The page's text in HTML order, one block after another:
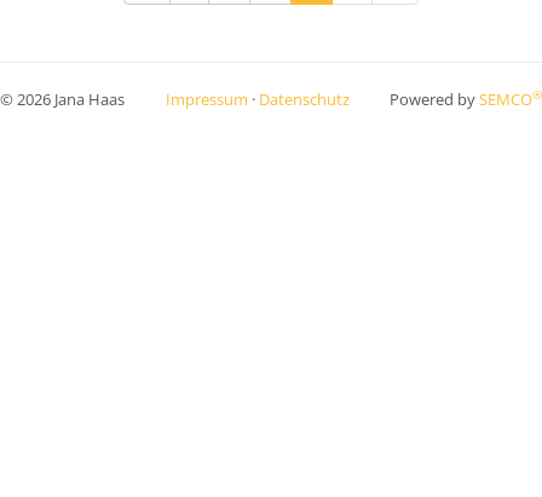
© 2026 Jana Haas Impressum · Datenschutz Powered bySEMCO®